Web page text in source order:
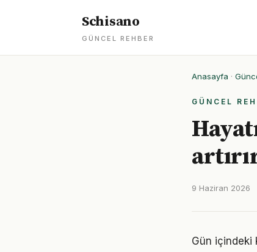
Schisano
GÜNCEL REHBER
Anasayfa ·
GÜNCEL
9 Haziran 2026
Gün içindeki